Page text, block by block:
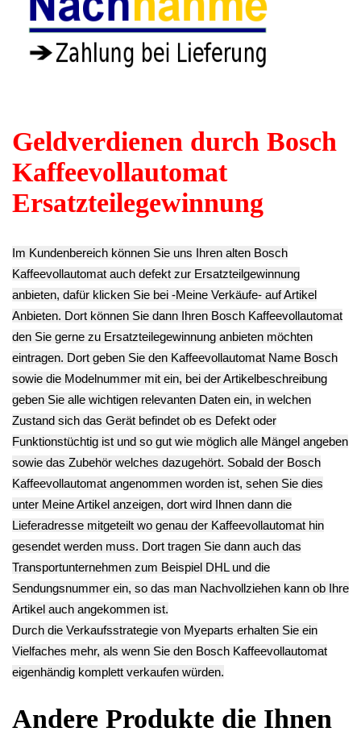
Wasser Schlauch
Anschluss
Kupplung I-Stück
zzgl.Versand
Schlauchschelle
Schlauchklemme
VeroCafe LattePro
TES51553DE
Wasser Sieb Filter
VeroCafe LattePro
TES51553DE
9.03€
Mühlwerk Gehäuse
TES51553DE
13.93€
** Endkundenpreis
zzgl. Versand
Milch Schlauch +
Stutzen VeroCafe
TES51553DE
9.03€
** Endkundenpreis
zzgl. Versand
Micro Switch
VeroCafe LattePro
TES51553DE
** Endkundenpreis
zzgl.Versand
Temperatur Fühler
Boiler Heizung
TES51553DE
13.93€
zzgl.Versand
Milchaufschäumer
Stutzen VeroCafe
LattePro
11.13€
** Endkundenpreis
Gehäuseteil Kompl.
VeroCafe LattePro
18.13€
** Endkundenpreis
Deutsch / English
Ersatzteile suchen?
Verwenden Sie Stichworte, um ein Ersatzteil zu
finden.
erweiterte Suche